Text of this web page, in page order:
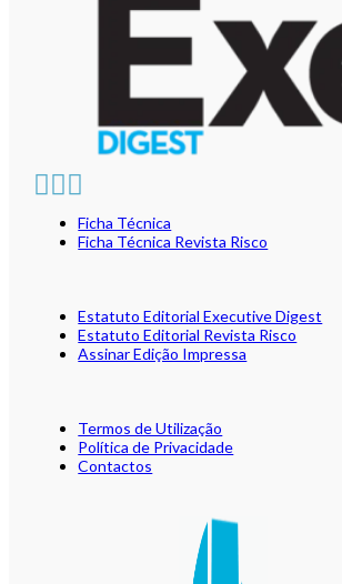
Ficha Técnica
Ficha Técnica Revista Risco
Estatuto Editorial Executive Digest
Estatuto Editorial Revista Risco
Assinar Edição Impressa
Termos de Utilização
Política de Privacidade
Contactos